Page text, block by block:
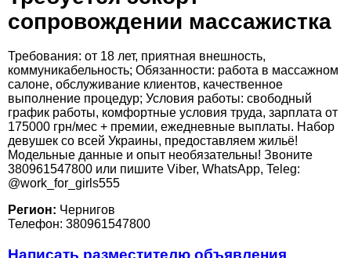
сопровождении массажистка
Требования: от 18 лет, приятная внешность,
коммуникабельность; Обязанности: работа в массажном
салоне, обслуживание клиентов, качественное
выполнение процедур; Условия работы: свободный
график работы, комфортные условия труда, зарплата от
175000 грн/мес + премии, ежедневные выплаты. Набор
девушек со всей Украины, предоставляем жильё!
Модельные данные и опыт необязательны! Звоните
380961547800 или пишите Viber, WhatsApp, Teleg:
@work_for_girls555
Регион: Чернигов
Телефон: 380961547800